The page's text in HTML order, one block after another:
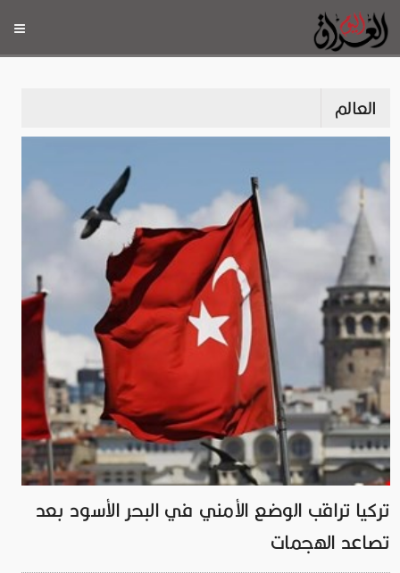
العالم
تركيا تراقب الوضع الأمني ​​في البحر الأسود بعد
تصاعد الهجمات